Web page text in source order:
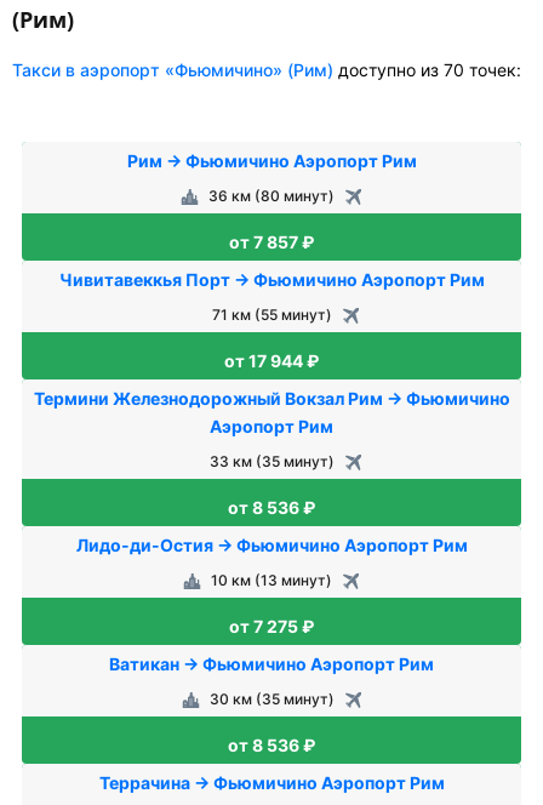
(Рим)
Такси в аэропорт «Фьюмичино» (Рим) доступно из 70 точек:
Рим → Фьюмичино Аэропорт Рим
36 км (80 минут)
от 7 857 ₽
Чивитавеккья Порт → Фьюмичино Аэропорт Рим
71 км (55 минут)
от 17 944 ₽
Термини Железнодорожный Вокзал Рим → Фьюмичино
Аэропорт Рим
33 км (35 минут)
от 8 536 ₽
Лидо-ди-Остия → Фьюмичино Аэропорт Рим
10 км (13 минут)
от 7 275 ₽
Ватикан → Фьюмичино Аэропорт Рим
30 км (35 минут)
от 8 536 ₽
Террачина → Фьюмичино Аэропорт Рим